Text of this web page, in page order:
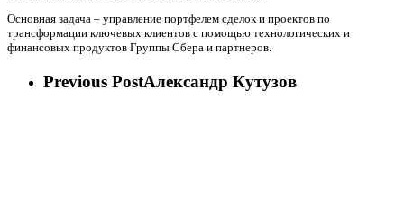
Основная задача – управление портфелем сделок и проектов по
трансформации ключевых клиентов с помощью технологических и
финансовых продуктов Группы Сбера и партнеров.
Previous PostАлександр Кутузов